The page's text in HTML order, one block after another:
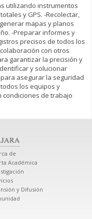
utilizando instrumentos
y GPS. -Recolectar,
mapas y planos
-Preparar informes y
precisos de todos los
con otros
garantizar la precisión y
y solucionar
asegurar la seguridad
los equipos y
de trabajo
de
Académica
y Difusión